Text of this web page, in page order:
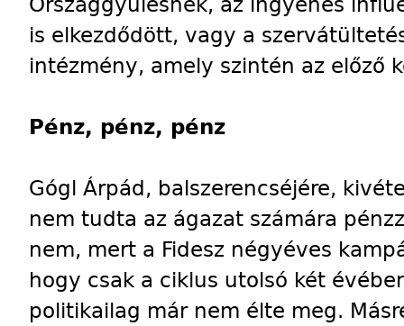
is elkezdődött, vagy a
intézmény, amely szintén az előző
Pénz, pénz, pénz
Gógl Árpád, balszerencséjére,
nem tudta az ágazat számára
nem, mert a Fidesz négyéves
hogy csak a ciklus utolsó két
politikailag már nem élte meg.